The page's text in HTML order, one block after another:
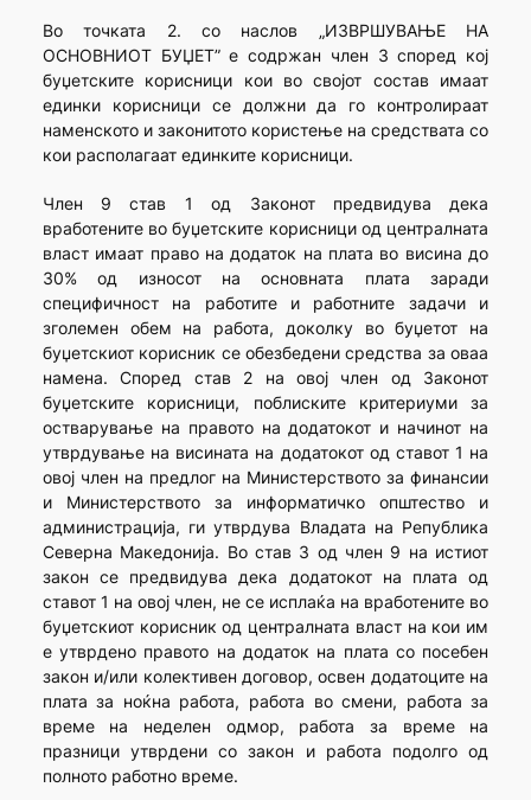
Во точката 2. со наслов „ИЗВРШУВАЊЕ НА
ОСНОВНИОТ БУЏЕТ” е содржан член 3 според кој
буџетските корисници кои во својот состав имаат
единки корисници се должни да го контролираат
наменското и законитото користење на средствата со
кои располагаат единките корисници.
Член 9 став 1 од Законот предвидува дека
вработените во буџетските корисници од централната
власт имаат право на додаток на плата во висина до
30% од износот на основната плата заради
специфичност на работите и работните задачи и
зголемен обем на работа, доколку во буџетот на
буџетскиот корисник се обезбедени средства за оваа
намена. Според став 2 на овој член од Законот
буџетските корисници, поблиските критериуми за
остварување на правото на додатокот и начинот на
утврдување на висината на додатокот од ставот 1 на
овој член на предлог на Mинистерството за финансии
и Министерството за информатичко општество и
администрација, ги утврдува Владата на Република
Северна Македонија. Во став 3 од член 9 на истиот
закон се предвидува дека додатокот на плата од
ставот 1 на овој член, не се исплаќа на вработените во
буџетскиот корисник од централната власт на кои им
е утврдено правото на додаток на плата со посебен
закон и/или колективен договор, освен додатоците на
плата за ноќна работа, работа во смени, работа за
време на неделен одмор, работа за време на
празници утврдени со закон и работа подолго од
полното работно време.